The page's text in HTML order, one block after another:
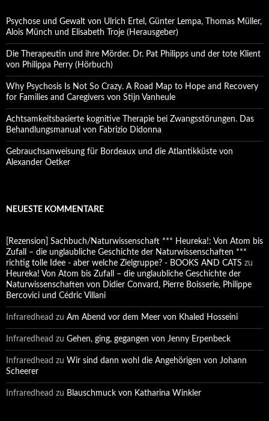
Psychose und Gewalt von Ulrich Ertel, Günter Lempa, Thomas Müller,
Alois Münch und Elisabeth Troje (Herausgeber)
Die Therapeutin und ihre Mörder. Dr. Pat Philipps und der tote Klient
von Philippa Perry (Hörbuch)
Why Psychosis Is Not So Crazy. A Road Map to Hope and Recovery
for Families and Caregivers von Stijn Vanheule
Achtsamkeitsbasierte kognitive Therapie bei Zwangsstörungen. Das
Behandlungsmanual von Fabrizio Didonna
Gebrauchsanweisung für Bordeaux und die Atlantikküste von
Alexander Oetker
NEUESTE KOMMENTARE
[Rezension] Sachbuch/Naturwissenschaft *** Heureka!: Von Atom bis
Zufall – die unglaubliche Geschichte der Naturwissenschaften ***
richtig tolle Idee - aber welche Zielgruppe? - BOOKS AND CATS zu
Heureka! Von Atom bis Zufall – die unglaubliche Geschichte der
Naturwissenschaften von Didier Convard, Pierre Boisserie, Philippe
Bercovici und Cédric Villani
Infraredhead zu Am Abend vor dem Meer von Khaled Hosseini
Infraredhead zu Gehen, ging, gegangen von Jenny Erpenbeck
Infraredhead zu Wir sind dann wohl die Angehörigen von Johann
Scheerer
Infraredhead zu Blauschmuck von Katharina Winkler